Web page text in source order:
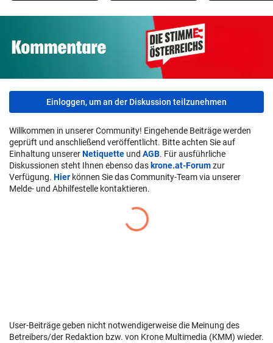
Einloggen, um an der Diskussion teilzunehmen
Willkommen in unserer Community! Eingehende Beiträge werden
geprüft und anschließend veröffentlicht. Bitte achten Sie auf
Einhaltung unsererNetiquette und AGB. Für ausführliche
Diskussionen steht Ihnen ebenso das krone.at-Forumzur
Verfügung. Hier können Sie das Community-Team via unserer
Melde- und Abhilfestelle kontaktieren.
User-Beiträge geben nicht notwendigerweise die Meinung des
Betreibers/der Redaktion bzw. von Krone Multimedia (KMM) wieder.